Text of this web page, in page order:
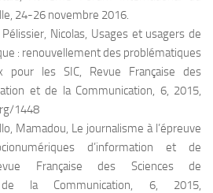
24-26 novembre 2016.
Nicolas, Usages et usagers de
: renouvellement des problématiques
pour les SIC, Revue Française des
et de la Communication, 6, 2015,
1448
Mamadou, Le journalisme à l’épreuve
d’information et de
Française des Sciences de
la Communication, 6, 2015,